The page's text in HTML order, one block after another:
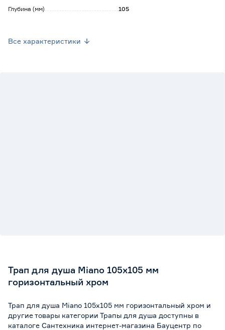
Глубина (мм) 105
Все характеристики
Трап для душа Miano 105х105 мм
горизонтальный хром
Трап для душа Miano 105х105 мм горизонтальный хром и
другие товары категории Трапы для душа доступны в
каталоге Сантехника интернет-магазина Бауцентр по